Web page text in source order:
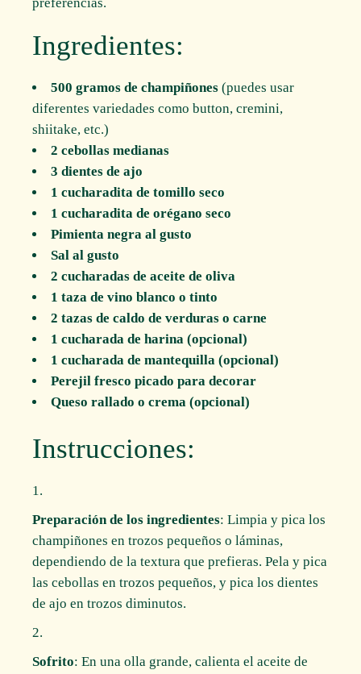
Ingredientes:
500 gramos de champiñones (puedes usar
diferentes variedades como button, cremini,
shiitake, etc.)
2 cebollas medianas
3 dientes de ajo
1 cucharadita de tomillo seco
1 cucharadita de orégano seco
Pimienta negra al gusto
Sal al gusto
2 cucharadas de aceite de oliva
1 taza de vino blanco o tinto
2 tazas de caldo de verduras o carne
1 cucharada de harina (opcional)
1 cucharada de mantequilla (opcional)
Perejil fresco picado para decorar
Queso rallado o crema (opcional)
Instrucciones:
Preparación de los ingredientes: Limpia y pica los
champiñones en trozos pequeños o láminas,
dependiendo de la textura que prefieras. Pela y pica
las cebollas en trozos pequeños, y pica los dientes
de ajo en trozos diminutos.
Sofrito: En una olla grande, calienta el aceite de